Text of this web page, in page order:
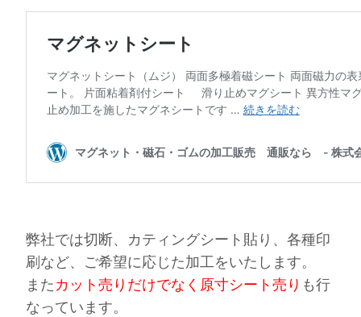
弊社では切断、カティングシート貼り、各種印
刷など、ご希望に応じた加工をいたします。
また カット売りだけでなく原寸シート売り も行
なっています。